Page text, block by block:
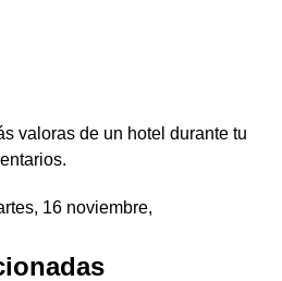
valoras de un hotel durante tu
16 noviembre,